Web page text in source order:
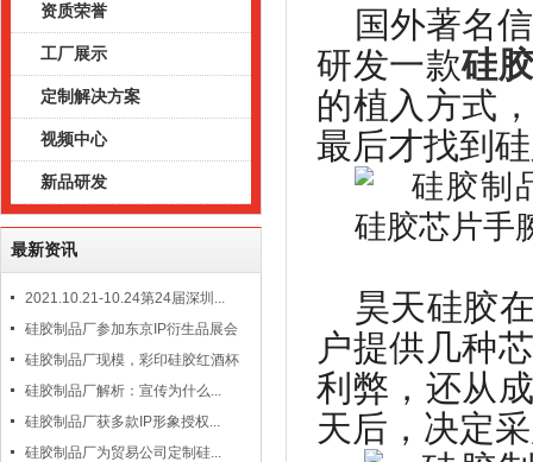
资质荣誉
工厂展示
定制解决方案
视频中心
新品研发
最新资讯
2021.10.21-10.24第24届深圳...
硅胶制品厂参加东京IP衍生品展会
硅胶制品厂现模，彩印硅胶红酒杯
硅胶制品厂解析：宣传为什么...
硅胶制品厂获多款IP形象授权...
硅胶制品厂为贸易公司定制硅...
国外著名
研发一款硅
的植入方式
最后才找到
昊天硅胶
户提供几种
利弊，还从
天后，决定